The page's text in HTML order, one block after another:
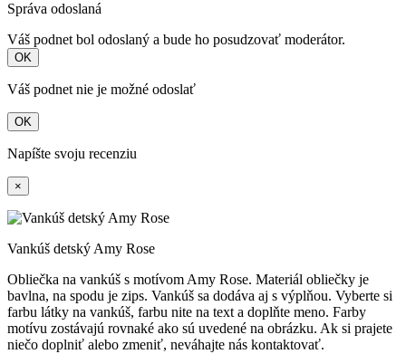
Správa odoslaná
Váš podnet bol odoslaný a bude ho posudzovať moderátor.
OK
Váš podnet nie je možné odoslať
OK
Napíšte svoju recenziu
×
Vankúš detský Amy Rose
Obliečka na vankúš s motívom Amy Rose. Materiál obliečky je
bavlna, na spodu je zips. Vankúš sa dodáva aj s výplňou. Vyberte si
farbu látky na vankúš, farbu nite na text a doplňte meno. Farby
motívu zostávajú rovnaké ako sú uvedené na obrázku. Ak si prajete
niečo doplniť alebo zmeniť, neváhajte nás kontaktovať.